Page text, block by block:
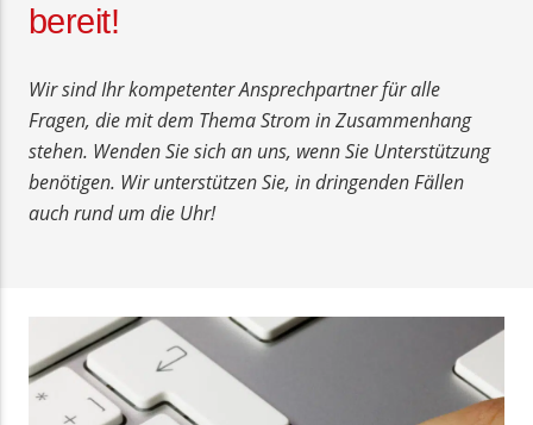
bereit!
Wir sind Ihr kompetenter Ansprechpartner für alle
Fragen, die mit dem Thema Strom in Zusammenhang
stehen. Wenden Sie sich an uns, wenn Sie Unterstützung
benötigen. Wir unterstützen Sie, in dringenden Fällen
auch rund um die Uhr!